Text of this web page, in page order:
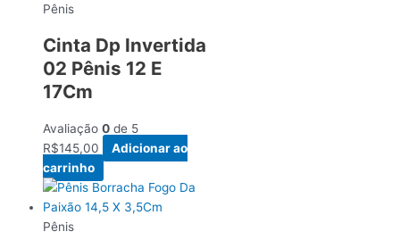
Pênis
Cinta Dp Invertida
02 Pênis 12 E
17Cm
Avaliação 0 de 5
R$145,00
Adicionar ao
carrinho
Pênis